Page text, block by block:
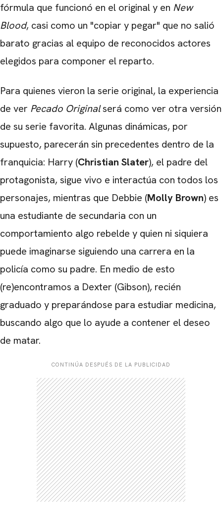
fórmula que funcionó en el original y en New
Blood, casi como un "copiar y pegar" que no salió
barato gracias al equipo de reconocidos actores
elegidos para componer el reparto.
Para quienes vieron la serie original, la experiencia
de ver Pecado Originalserá como ver otra versión
de su serie favorita. Algunas dinámicas, por
supuesto, parecerán sin precedentes dentro de la
franquicia: Harry (Christian Slater), el padre del
protagonista, sigue vivo e interactúa con todos los
personajes, mientras que Debbie (Molly Brown) es
una estudiante de secundaria con un
comportamiento algo rebelde y quien ni siquiera
puede imaginarse siguiendo una carrera en la
policía como su padre. En medio de esto
(re)encontramos a Dexter (Gibson), recién
graduado y preparándose para estudiar medicina,
buscando algo que lo ayude a contener el deseo
de matar.
CONTINÚA DESPUÉS DE LA PUBLICIDAD